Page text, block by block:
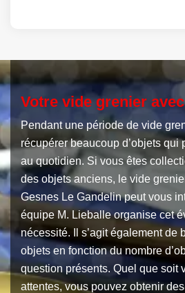
Votre vide grenier
Pendant une période de vide
récupérer beaucoup d’objets qui
au quotidien. Si vous êtes
des objets anciens, le vide
Gesnes Le Gandelin peut vous
équipe M. Lieballe organise cet
nécessité. Il s’agit également de
objets en fonction du nombre
question présents. Quel que soit
attentes, vous pouvez obtenir